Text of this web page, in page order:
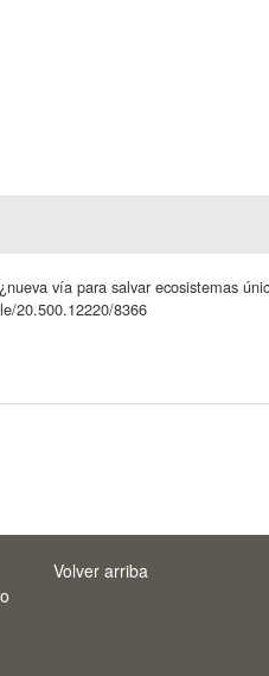
vía para salvar ecosistemas
20.500.12220/8366
Volver arriba